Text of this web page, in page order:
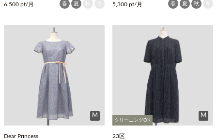
6,500 pt/月 春 夏 5,300 pt/月 春 夏 秋
M
Dear Princess
クリーニングOK
M
23区